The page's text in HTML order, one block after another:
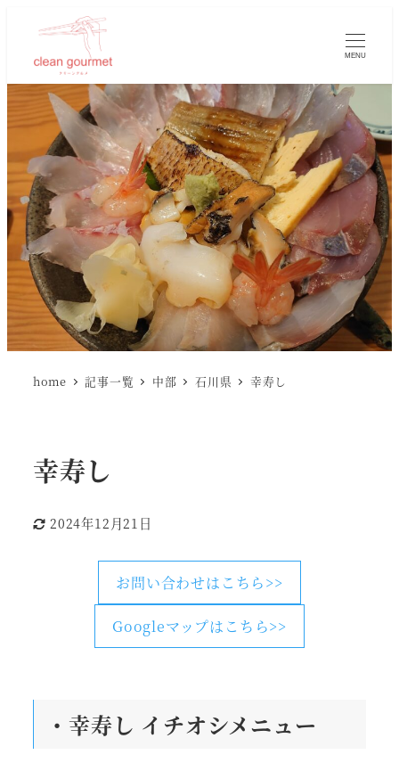
MENU
home 記事一覧 中部 石川県 幸寿し
幸寿し
更新日
2024年12月21日
お問い合わせはこちら>>
Googleマップはこちら>>
・幸寿し イチオシメニュー